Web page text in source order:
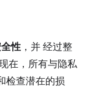
性 ，并 经过整
在，所有与隐私
检查潜在的损